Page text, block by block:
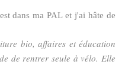
dans ma PAL et j'ai hâte de
bio, affaires et éducation
de rentrer seule à vélo. Elle